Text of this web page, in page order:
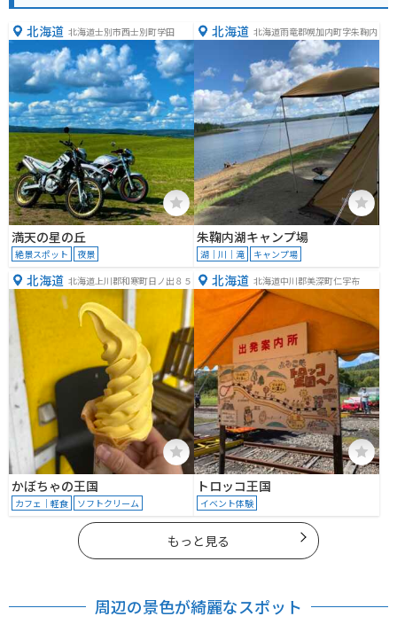
北海道 北海道士別市西士別町学田
満天の星の丘
絶景スポット 夜景
北海道 北海道雨竜郡幌加内町字朱鞠内
朱鞠内湖キャンプ場
湖｜川｜滝 キャンプ場
北海道 北海道上川郡和寒町日ノ出８５
かぼちゃの王国
カフェ｜軽食 ソフトクリーム
北海道 北海道中川郡美深町仁宇布
トロッコ王国
イベント体験
もっと見る
周辺の景色が綺麗なスポット